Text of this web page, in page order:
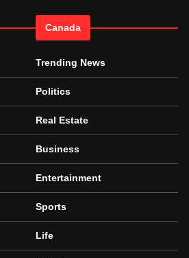
Canada
Trending News
Politics
Real Estate
Business
Entertainment
Sports
Life